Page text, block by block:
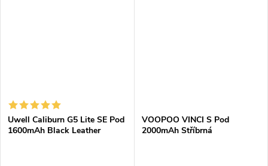
Uwell Caliburn G5 Lite SE Pod
1600mAh Black Leather
VOOPOO VINCI S Pod
2000mAh Stříbrná